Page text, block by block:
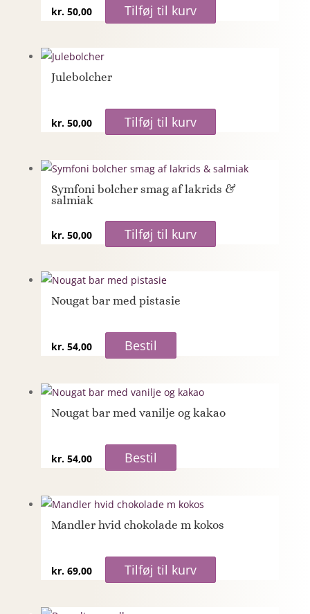
kr.50,00 Tilføj til kurv
Julebolcher
kr.50,00 Tilføj til kurv
Symfoni bolcher smag af lakrids &
salmiak
kr.50,00 Tilføj til kurv
Nougat bar med pistasie
kr.54,00 Bestil
Nougat bar med vanilje og kakao
kr.54,00 Bestil
Mandler hvid chokolade m kokos
kr.69,00 Tilføj til kurv